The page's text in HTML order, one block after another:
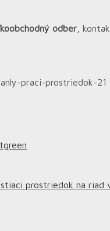
odber ,
prostriedok na riad